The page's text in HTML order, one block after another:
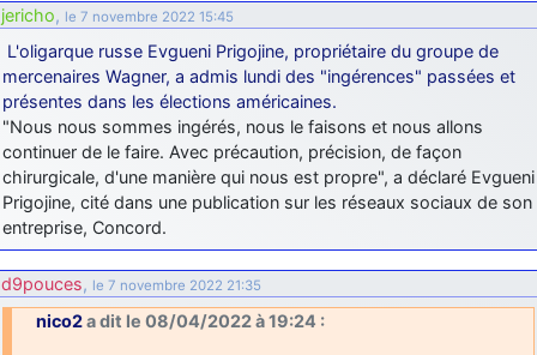
jericho, le 7 novembre 2022 15:45
L'oligarque russe Evgueni Prigojine, propriétaire du groupe de
mercenaires Wagner, a admis lundi des "ingérences" passées et
présentes dans les élections américaines.
"Nous nous sommes ingérés, nous le faisons et nous allons
continuer de le faire. Avec précaution, précision, de façon
chirurgicale, d'une manière qui nous est propre", a déclaré Evgueni
Prigojine, cité dans une publication sur les réseaux sociaux de son
entreprise, Concord.
d9pouces, le 7 novembre 2022 21:35
nico2a dit le 08/04/2022 à 19:24 :